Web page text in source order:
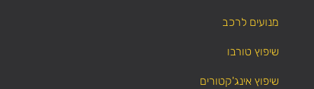
מנועים לרכב
שיפוץ טורבו
שיפוץ אינג'קטורים